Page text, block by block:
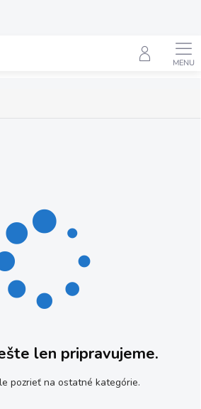
Hľadať
len pripravujeme.
pozrieť na ostatné kategórie.